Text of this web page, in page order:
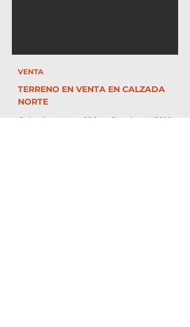
VENTA
TERRENO EN VENTA EN CALZADA
NORTE
Calzada Nte 180, Granja, 45010